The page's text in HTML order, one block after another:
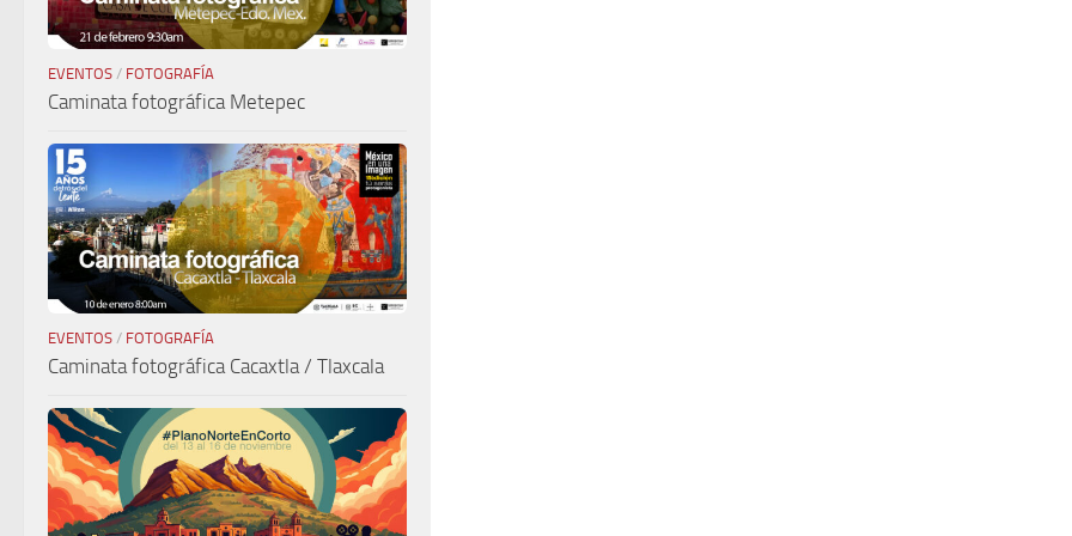
EVENTOS / FOTOGRAFÍA
Caminata fotográfica Metepec
EVENTOS / FOTOGRAFÍA
Caminata fotográfica Cacaxtla / Tlaxcala